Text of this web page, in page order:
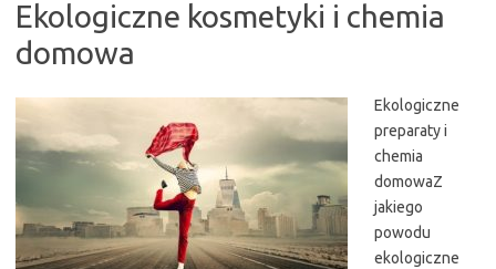
Ekologiczne kosmetyki i chemia
domowa
Ekologiczne
preparaty i
chemia
domowaZ
jakiego
powodu
ekologiczne